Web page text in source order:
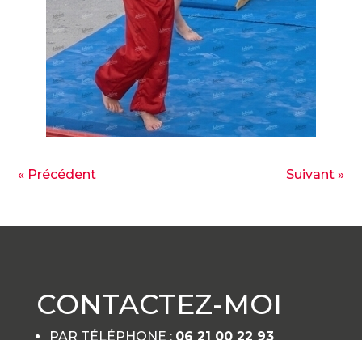
« Précédent Suivant »
CONTACTEZ-MOI
PAR TÉLÉPHONE : 06 21 00 22 93